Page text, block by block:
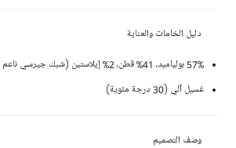
دليل الخامات والعناية
57% بولياميد، 41% قطن، 2% إيلاستين (شبك جيرسي ناعم وحواف محبوكة)
غسيل آلي (30 درجة مئوية)
وصف التصميم